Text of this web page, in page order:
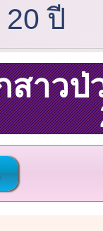
ปี
าวป่